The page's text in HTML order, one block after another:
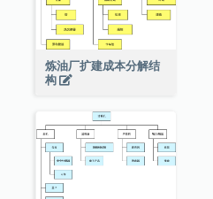
炼油厂扩建成本分解结
构